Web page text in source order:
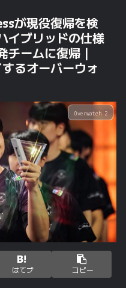
が現役復帰を検
イブリッドの仕様
チームに復帰｜
るオーバーウォ
Overwatch 2
はてブ コピー